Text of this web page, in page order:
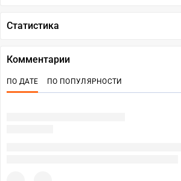
Статистика
Комментарии
ПО ДАТЕ ПО ПОПУЛЯРНОСТИ